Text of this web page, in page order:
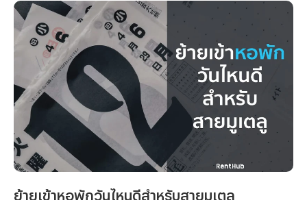
ฝาก!
ย้ายเข้าหอพักวันไหนดีสำหรับสายมูเตลู